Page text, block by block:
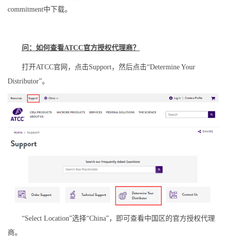
commitment中下载。
问：如何查看ATCC官方授权代理商？
打开ATCC官网，点击Support，然后点击“Determine Your
Distributor”。
“Select Location”选择“China”，即可查看中国区的官方授权代理
商。